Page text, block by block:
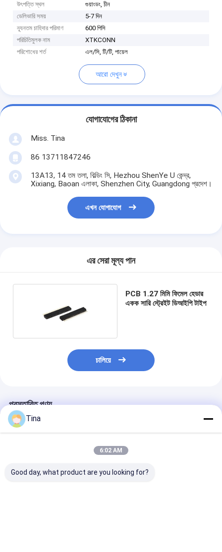
উৎপত্তি স্থল
গুয়াংডং, চীন
ডেলিভারি সময়
5-7 দিন
ন্যূনতম চাহিদার পরিমাণ
600 পিসি
পরিচিতিমুলক নাম
XTKCONN
পরিশোধের শর্ত
এল/সি, টি/টি, পায়েল
আরো দেখুন
যোগাযোগের ঠিকানা
Miss. Tina
86 13711847246
13A13, 14 তম তলা, বিল্ডিং সি, Hezhou ShenYe U কেন্দ্র,
Xixiang, Baoan এলাকা, Shenzhen City, Guangdong প্রদেশ।
এখন যোগাযোগ
এর সেরা মূল্য পান
PCB 1.27 মিমি ফিমেল হেডার
একক সারি স্ট্রেইট ডিআইপি টাইপ
চালিয়ে
প্রস্তাবিত পণ্য
Tina
6:02 AM
Good day, what product are you looking for?